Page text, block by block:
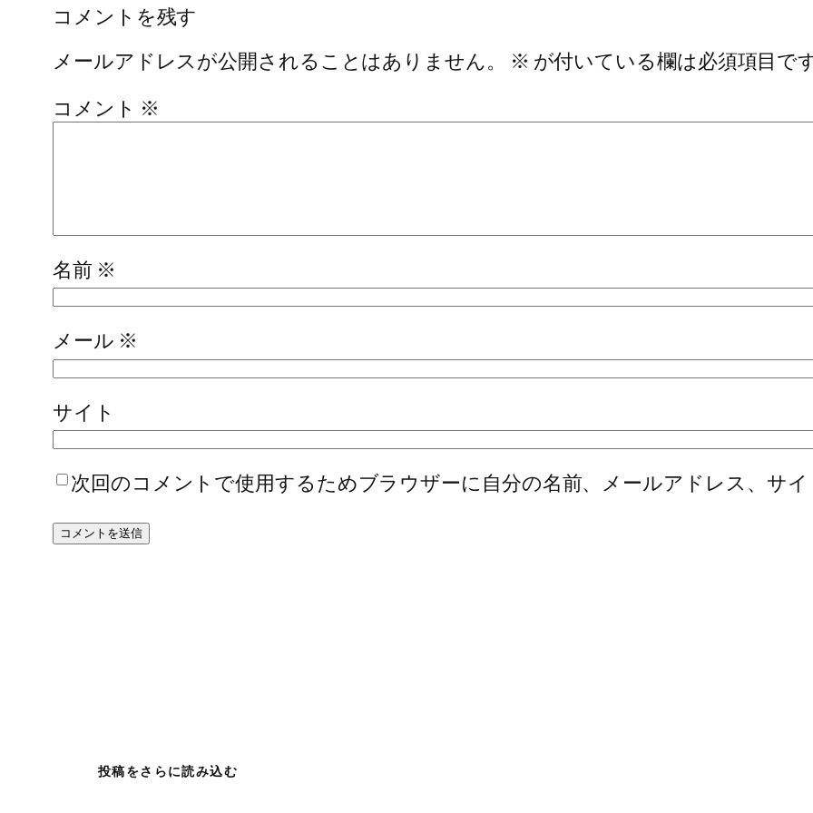
コメントを残す
メールアドレスが公開されることはありません。
※ が付いている欄は必須項目で
コメント ※
名前 ※
メール ※
サイト
次回のコメントで使用するためブラウザーに自分の名前、メールアドレス、サ
投稿をさらに読み込む